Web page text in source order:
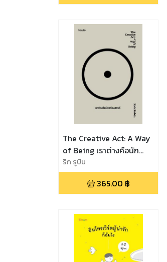
The Creative Act: A Way
of Being เราต่างคือนัก
สร้างสรรค์
ริก รูบิน
365.00 ฿